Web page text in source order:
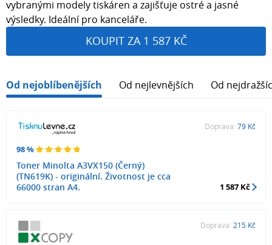
vybranými modely tiskáren a zajišťuje ostré a jasné
výsledky. Ideální pro kanceláře.
KOUPIT ZA 1 587 KČ
Od nejoblíbenějších Od nejlevnějších Od
98 %
Toner Minolta A3VX150 (Černý)
(TN619K) - originální. Životnost je cca
66000 stran A4.
Doprava: 79 Kč
1 587 Kč
Doprava: 215 Kč